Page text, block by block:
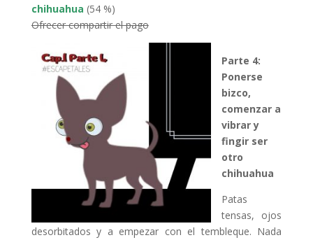
chihuahua (54 %)
Ofrecer compartir el pago
Parte 4:
Ponerse
bizco,
comenzar a
vibrar y
fingir ser
otro
chihuahua
Patas
tensas, ojos
desorbitados y a empezar con el tembleque. Nada